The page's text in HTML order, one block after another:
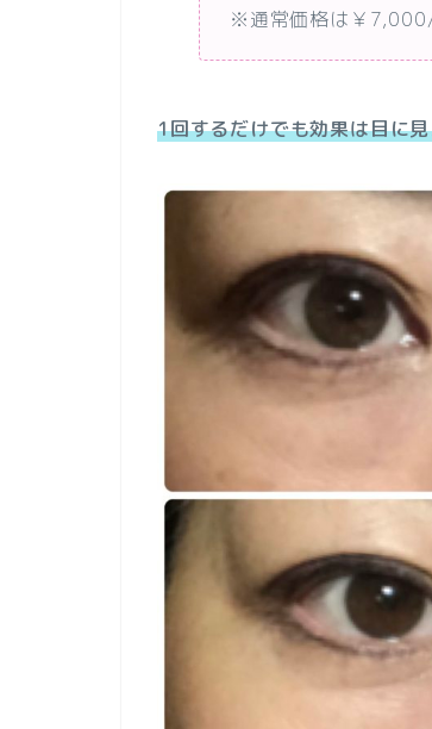
※通常価格は￥
1回するだけでも効果は目に